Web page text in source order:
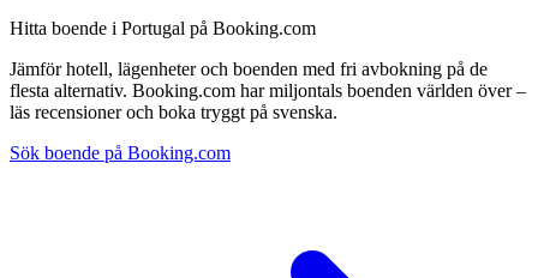
Hitta boende i Portugal på Booking.com
Jämför hotell, lägenheter och boenden med fri avbokning på de
flesta alternativ. Booking.com har miljontals boenden världen över –
läs recensioner och boka tryggt på svenska.
Sök boende på Booking.com